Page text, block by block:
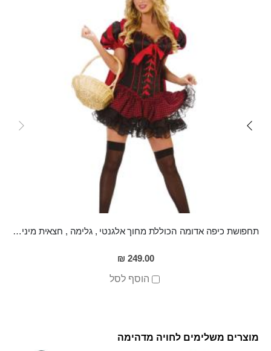
תחפושת כיפה אדומה הכוללת מחוך אלגנטי , גלימה , חצאית מיני וסיכה לשער מידה S
249.00 ₪
הוסף לסל
מוצרים משלימים לחויה מדהימה